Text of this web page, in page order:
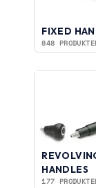
FIXED
848
HANDLES
177